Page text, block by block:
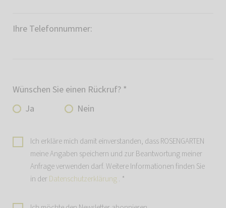
Ihre Telefonnummer:
Wünschen Sie einen Rückruf? *
Ja
Nein
Ich erkläre mich damit einverstanden, dass ROSENGARTEN
meine Angaben speichern und zur Beantwortung meiner
Anfrage verwenden darf. Weitere Informationen finden Sie
in derDatenschutzerklärung. *